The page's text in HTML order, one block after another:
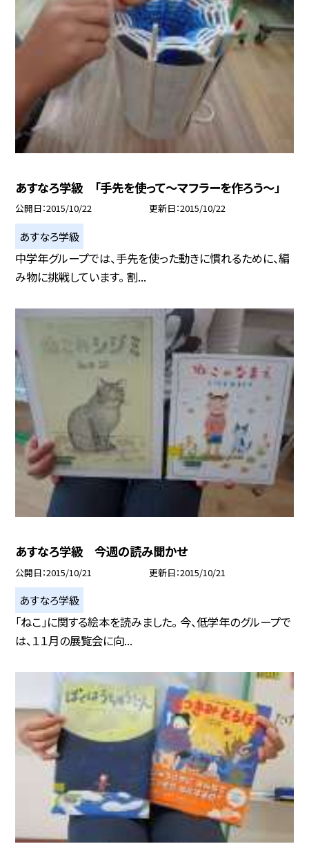
あすなろ学級 「手先を使って〜マフラーを作ろう〜」
公開日 2015/10/22 更新日 2015/10/22
あすなろ学級
中学年グループでは、手先を使った動きに慣れるために、編
み物に挑戦しています。 割...
あすなろ学級 今週の読み聞かせ
公開日 2015/10/21 更新日 2015/10/21
あすなろ学級
「ねこ」に関する絵本を読みました。 今、低学年のグループで
は、１１月の展覧会に向...